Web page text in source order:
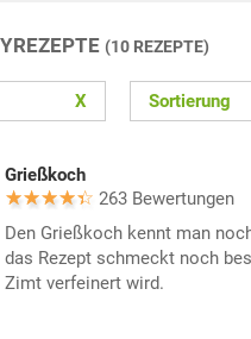
(10 REZEPTE)
X Sortierung
Grießkoch
263 Bewertungen
Den Grießkoch kennt man
das Rezept schmeckt noch
Zimt verfeinert wird.